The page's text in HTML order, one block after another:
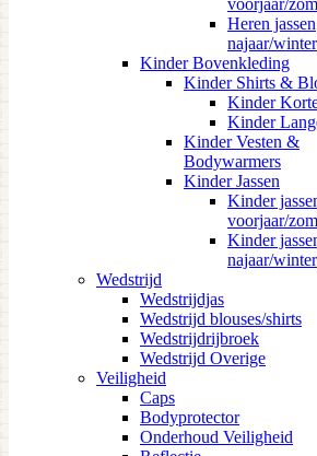
voorjaar/
Heren jassen
najaar/winter
Kinder Bovenkleding
Kinder Shirts &
Kinder
Kinder
Kinder Vesten &
Bodywarmers
Kinder Jassen
Kinder
voorjaar/
Kinder
najaar/winter
Wedstrijd
Wedstrijdjas
Wedstrijd blouses/shirts
Wedstrijdrijbroek
Wedstrijd Overige
Veiligheid
Caps
Bodyprotector
Onderhoud Veiligheid